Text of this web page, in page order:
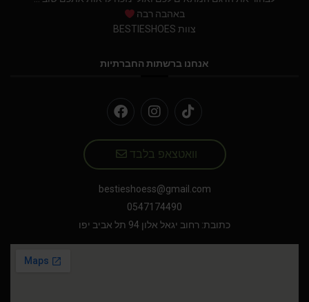
באהבה רבה
צוות BESTIESHOES
אנחנו ברשתות החברתיות
וואטצאפ בלבד
bestieshoess@gmail.com
0547174490
כתובת: רחוב יגאל אלון 94 תל אביב יפו